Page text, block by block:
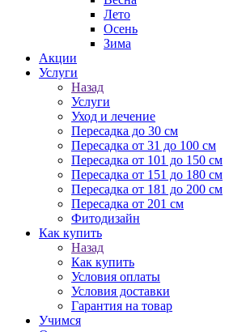
Лето
Осень
Зима
Акции
Услуги
Назад
Услуги
Уход и лечение
Пересадка до 30 см
Пересадка от 31 до 100 см
Пересадка от 101 до 150 см
Пересадка от 151 до 180 см
Пересадка от 181 до 200 см
Пересадка от 201 см
Фитодизайн
Как купить
Назад
Как купить
Условия оплаты
Условия доставки
Гарантия на товар
Учимся